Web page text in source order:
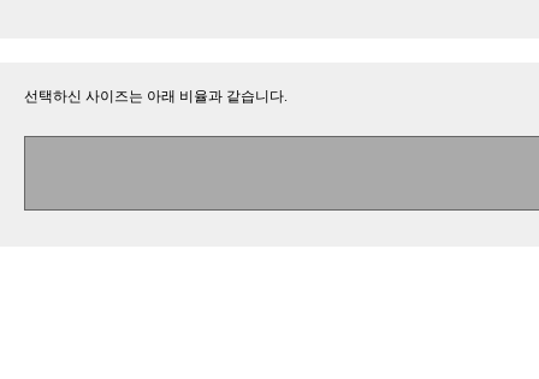
선택하신 사이즈는 아래 비율과 같습니다.